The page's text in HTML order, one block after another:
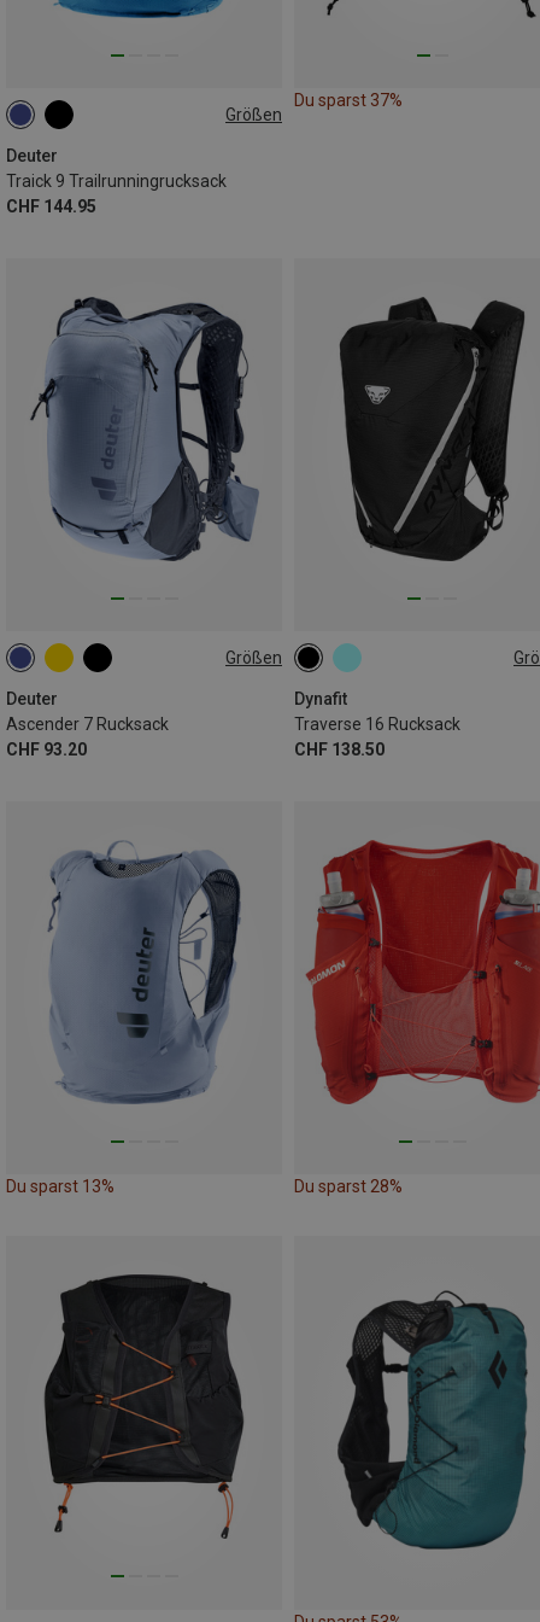
Größen
Deuter
Traick 9 Trailrunningrucksack
CHF 144.95
9L | M
Du sparst 37%
Größen
Deuter
Ascender 7 Rucksack
CHF 93.20
7L
Dynafit
Traverse 16 Rucksack
CHF 138.50
16L | M-L
Du sparst 13% Du sparst 28%